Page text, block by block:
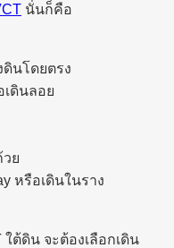
นั่นก็คือ
นโดยตรง
ดินลอย
ย
หรือเดินในราง
ดิน จะต้องเลือกเดิน